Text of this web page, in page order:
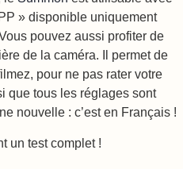
» disponible uniquement
pouvez aussi profiter de
de la caméra. Il permet de
pour ne pas rater votre
que tous les réglages sont
nouvelle : c’est en Français !
un test complet !